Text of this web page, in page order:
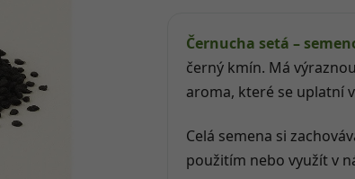
Černucha setá –
černý kmín. Má
aroma, které se uplatní
Celá semena si
použitím nebo využít v